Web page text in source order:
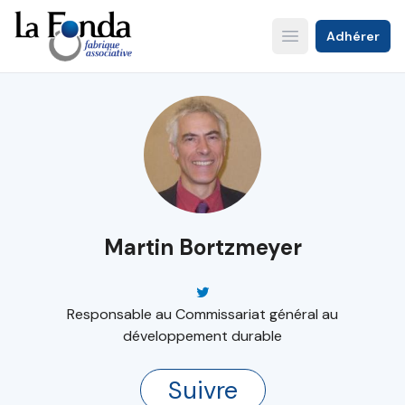
Aller
au
contenu
principal
Open main menu
Adhérer
Martin Bortzmeyer
Responsable au Commissariat général au
développement durable
Suivre